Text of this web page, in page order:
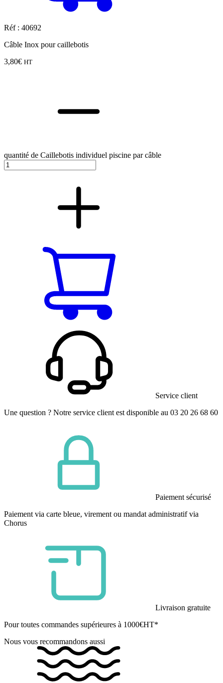
Réf : 40692
Câble Inox pour caillebotis
3,80€ HT
quantité de Caillebotis individuel piscine par câble
Service client
Une question ? Notre service client est disponible au 03 20 26 68 60
Paiement sécurisé
Paiement via carte bleue, virement ou mandat administratif via
Chorus
Livraison gratuite
Pour toutes commandes supérieures à 1000€HT*
Nous vous recommandons aussi